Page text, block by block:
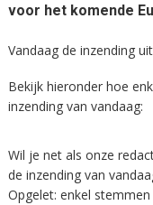
voor het komende
Vandaag de inzending uit
Bekijk hieronder hoe
inzending van vandaag:
Wil je net als onze
de inzending van
Opgelet: enkel